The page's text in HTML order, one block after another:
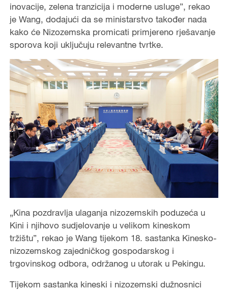
inovacije, zelena tranzicija i moderne usluge”, rekao
je Wang, dodajući da se ministarstvo također nada
kako će Nizozemska promicati primjereno rješavanje
sporova koji uključuju relevantne tvrtke.
„Kina pozdravlja ulaganja nizozemskih poduzeća u
Kini i njihovo sudjelovanje u velikom kineskom
tržištu”, rekao je Wang tijekom 18. sastanka Kinesko-
nizozemskog zajedničkog gospodarskog i
trgovinskog odbora, održanog u utorak u Pekingu.
Tijekom sastanka kineski i nizozemski dužnosnici